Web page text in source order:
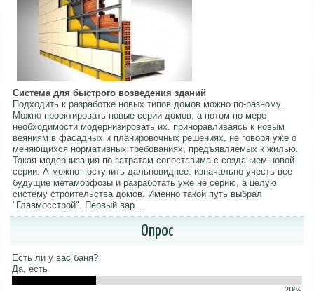
Система для быстрого возведения зданий
Подходить к разработке новых типов домов можно по-разному.
Можно проектировать новые серии домов, а потом по мере
необходимости модернизировать их. приноравливаясь к новым
веяниям в фасадных и планировочных решениях, не говоря уже о
меняющихся нормативных требованиях, предъявляемых к жилью.
Такая модернизация по затратам сопоставима с созданием новой
серии. А можно поступить дальновиднее: изначально учесть все
будущие метаморфозы и разработать уже не серию, а целую
систему строительства домов. Именно такой путь выбрал
"Главмосстрой". Первый вар...
Опрос
Есть ли у вас баня?
Да, есть